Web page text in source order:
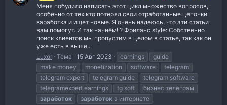
Меня побудило написать этот цикл множество вопросов,
особенно от тех кто потерял свои отработанные цепочки
заработка и ищет новые. Я очень надеюсь, что эти статьи
вам помогут. И так начнём! ? Фриланс style: Собственно
поиск клиентов мы пропустим в целом в статье, так как он
уже есть в выше...
Luxor Тема 15 Авг 2023 earnings
guide
make money
monetization software
telegram
telegram expert
telegram guide
telegram software
telegramexpert earnings
tg soft
бизнес телеграм
заработок
заработок в интернете